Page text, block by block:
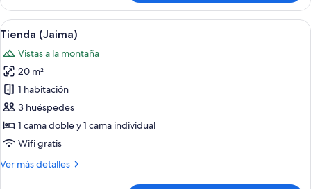
Premium
(Indian)
Abrir
todas
las
fotos
de
Tienda
(Jaima)
Dos tiendas de campaña color
9
Tienda (Jaima)
Vistas a la montaña
20 m²
1 habitación
3 huéspedes
1 cama doble y 1 cama individual
Wifi gratis
Ver más detalles
Más